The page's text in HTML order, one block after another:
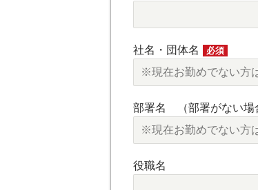
社名・団体名 必須
部署名 （部署がない場
役職名